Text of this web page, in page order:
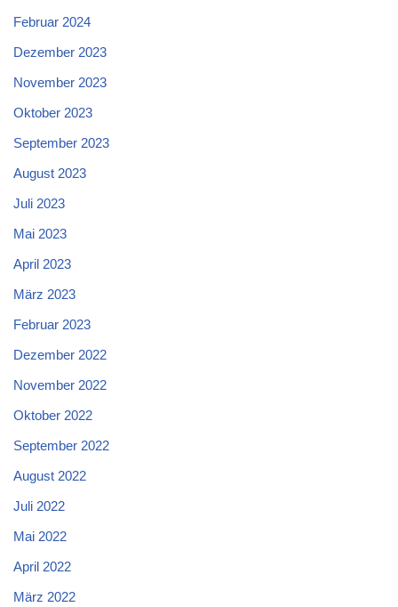
Februar 2024
Dezember 2023
November 2023
Oktober 2023
September 2023
August 2023
Juli 2023
Mai 2023
April 2023
März 2023
Februar 2023
Dezember 2022
November 2022
Oktober 2022
September 2022
August 2022
Juli 2022
Mai 2022
April 2022
März 2022